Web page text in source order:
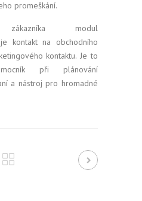
promeškání.
modul
kontakt na obchodního
kontaktu. Je to
při plánování
a nástroj pro hromadné